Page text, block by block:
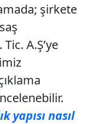
şirkete
A.Ş’ye
yapısı nasıl